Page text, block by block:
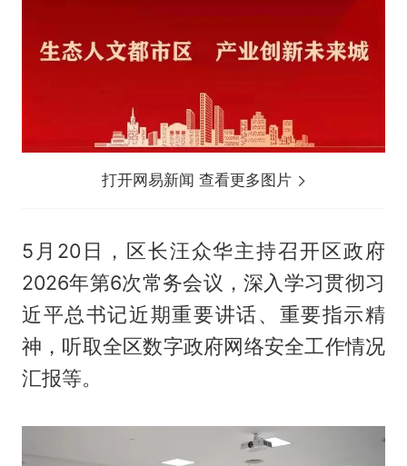
打开网易新闻 查看更多图片
5月20日，区长汪众华主持召开区政府
2026年第6次常务会议，深入学习贯彻习
近平总书记近期重要讲话、重要指示精
神，听取全区数字政府网络安全工作情况
汇报等。